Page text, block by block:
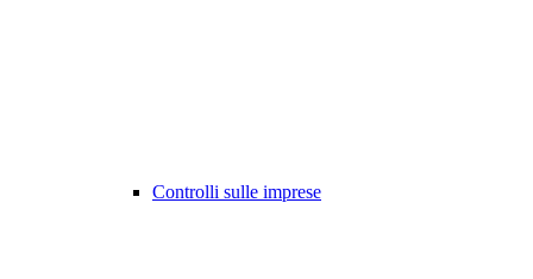
Controlli sulle imprese